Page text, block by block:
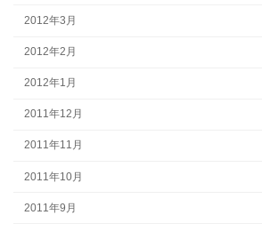
2012年3月
2012年2月
2012年1月
2011年12月
2011年11月
2011年10月
2011年9月